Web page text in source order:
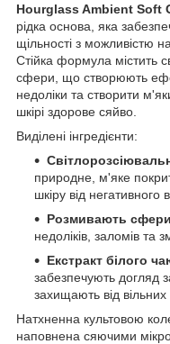
Hourglass Ambient Soft
рідка основа, яка
щільності з можливістю
Стійка формула містить
сфери, що створюють
недоліки та створити
шкірі здорове сяйво.
Виділені інгредієнти:
природне, м'яке
шкіру від негативного
Розмивають сфери
недоліків, заломів та
Екстракт білого
забезпечують догляд
захищають від вільних
Натхненна культовою
наповнена сяючими